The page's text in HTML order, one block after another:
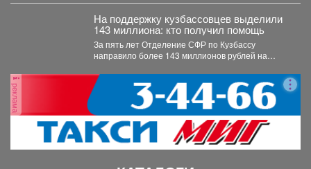
На поддержку кузбассовцев выделили
143 миллиона: кто получил помощь
За пять лет Отделение СФР по Кузбассу
направило более 143 миллионов рублей на
реклама